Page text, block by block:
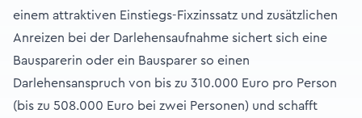
einem attraktiven Einstiegs-Fixzinssatz und zusätzlichen
Anreizen bei der Darlehensaufnahme sichert sich eine
Bausparerin oder ein Bausparer so einen
Darlehensanspruch von bis zu 310.000 Euro pro Person
(bis zu 508.000 Euro bei zwei Personen) und schafft